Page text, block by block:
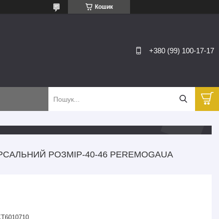
Кошик
+380 (99) 100-17-17
РОЗМІР-40-46 PEREMOGAUA